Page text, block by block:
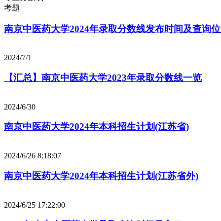
考题
南京中医药大学2024年录取分数线发布时间及查询
2024/7/1
【汇总】南京中医药大学2023年录取分数线一览
2024/6/30
南京中医药大学2024年本科招生计划(江苏省)
2024/6/26 8:18:07
南京中医药大学2024年本科招生计划(江苏省外)
2024/6/25 17:22:00